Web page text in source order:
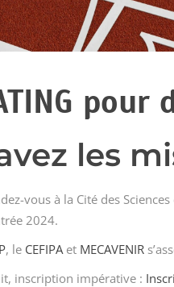
les
vous à la Cité des
2024.
, le CEFIPA et MECAVENIR
inscription impérative :